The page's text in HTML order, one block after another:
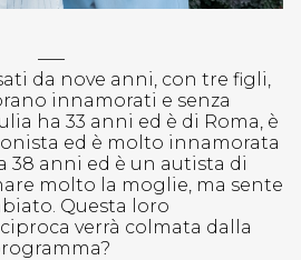
—–
da nove anni, con tre figli,
innamorati e senza
ha 33 anni ed è di Roma, è
ed è molto innamorata
38 anni ed è un autista di
molto la moglie, ma sente
Questa loro
verrà colmata dalla